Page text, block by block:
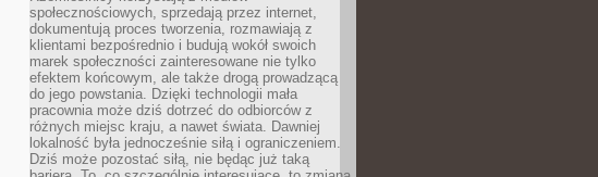
społecznościowych, sprzedają przez internet,
dokumentują proces tworzenia, rozmawiają z
klientami bezpośrednio i budują wokół swoich
marek społeczności zainteresowane nie tylko
efektem końcowym, ale także drogą prowadzącą
do jego powstania. Dzięki technologii mała
pracownia może dziś dotrzeć do odbiorców z
różnych miejsc kraju, a nawet świata. Dawniej
lokalność była jednocześnie siłą i ograniczeniem.
Dziś może pozostać siłą, nie będąc już taką